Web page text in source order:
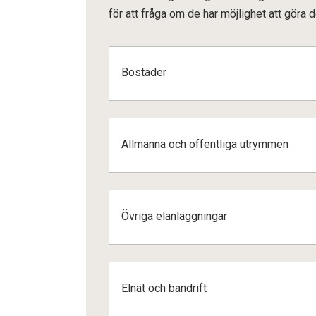
för att fråga om de har möjlighet att göra
Bostäder
Allmänna och offentliga utrymmen
Övriga elanläggningar
Elnät och bandrift